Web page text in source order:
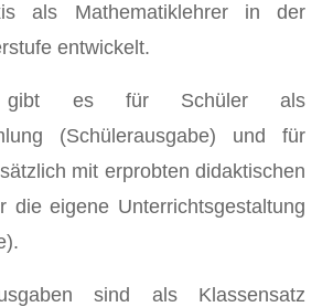
als Mathematiklehrer in der
entwickelt.
es für Schüler als
(Schülerausgabe) und für
mit erprobten didaktischen
die eigene Unterrichtsgestaltung
sind als Klassensatz